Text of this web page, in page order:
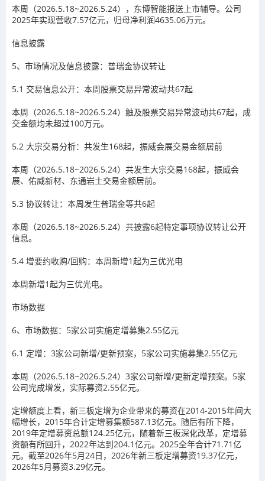
本周（2026.5.18~2026.5.24），东博智能报送上市辅导。公司
2025年实现营收7.57亿元，归母净利润4635.06万元。
信息披露
5、 市场情况及信息披露：普瑞金协议转让
5.1 交易信息公开：本周股票交易异常波动共67起
本周（2026.5.18~2026.5.24）触及股票交易异常波动共67起，成
交金额均未超过100万元。
5.2 大宗交易分析：共发生168起，振威会展交易金额居前
本周（2026.5.18~2026.5.24）共发生大宗交易168起，振威会
展、佑威新材、东通岩土交易金额居前。
5.3 协议转让：本周发生普瑞金等共6起
本周（2026.5.18~2026.5.24）共披露6起特定事项协议转让公开
信息。
5.4 增要约收购/回购：本周新增1起为三优光电
本周新增1起为三优光电。
市场数据
6、 市场数据：5家公司实施定增募集2.55亿元
6.1 定增：3家公司新增/更新预案，5家公司实施募集2.55亿元
本周（2026.5.18~2026.5.24） 3家公司新增/更新定增预案。 5家
公司完成增发，实际募资2.55亿元。
定增额度上看，新三板定增为企业带来的募资在2014-2015年间大
幅增长，2015年合计定增募集额587.13亿元。随后有所下降，
2019年定增募资总额124.25亿元，随着新三板深化改革，定增募
资额有所回升，2022年达到204.1亿元。2025全年合计71.71亿
元。 截至2026年5月24日，2026年新三板定增募资19.37亿元，
2026年5月募资3.29亿元。